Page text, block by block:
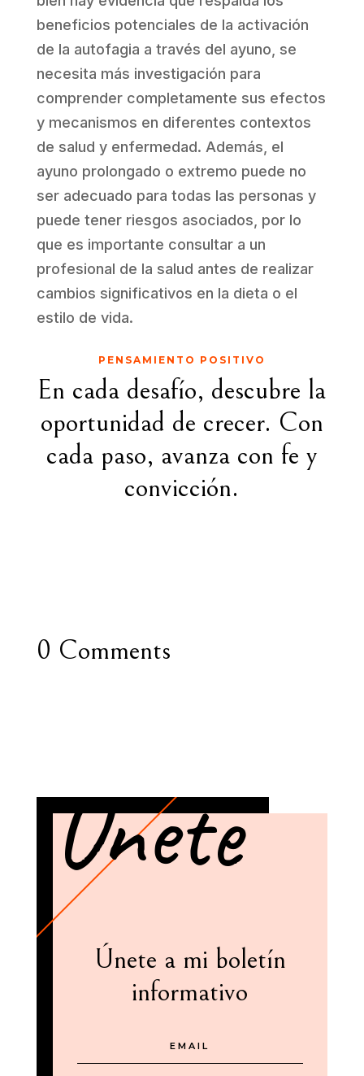
beneficios potenciales de la activación
de la autofagia a través del ayuno, se
necesita más investigación para
comprender completamente sus efectos
y mecanismos en diferentes contextos
de salud y enfermedad. Además, el
ayuno prolongado o extremo puede no
ser adecuado para todas las personas y
puede tener riesgos asociados, por lo
que es importante consultar a un
profesional de la salud antes de realizar
cambios significativos en la dieta o el
estilo de vida.
PENSAMIENTO POSITIVO
En cada desafío, descubre la
oportunidad de crecer. Con
cada paso, avanza con fe y
convicción.
0 Comments
Unete
Únete a mi boletín
informativo